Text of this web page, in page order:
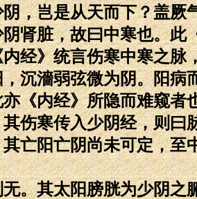
，岂是从天而下？盖
肾脏，故曰中寒也。
经》统言伤寒中寒之
沉濇弱弦微为阴。阳
《内经》所隐而难窥者
寒传入少阴经，则曰
亡阳亡阴尚未可定，
其太阳膀胱为少阴之